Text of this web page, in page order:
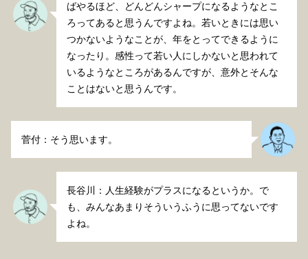
ばやるほど、どんどんシャープになるようなとこ
ろってあると思うんですよね。若いときには思い
つかないようなことが、年をとってできるように
なったり。感性って若い人にしかないと思われて
いるようなところがあるんですが、意外とそんな
ことはないと思うんです。
菅付：そう思います。
長谷川：人生経験がプラスになるというか。で
も、みんなあまりそういうふうに思ってないです
よね。